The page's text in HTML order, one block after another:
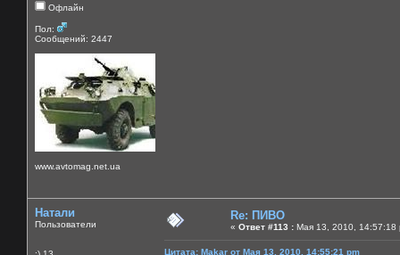
Офлайн
Пол:
Сообщений: 2447
www.avtomag.net.ua
Натали
Пользователи
Re: ПИВО
« Ответ #113 : Мая 13, 2010, 14:57:18
Цитата: Makar от Мая 13, 2010, 14:55:21 pm